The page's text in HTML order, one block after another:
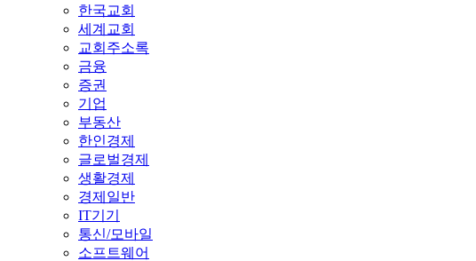
한국교회
세계교회
교회주소록
금융
증권
기업
부동산
한인경제
글로벌경제
생활경제
경제일반
IT기기
통신/모바일
소프트웨어